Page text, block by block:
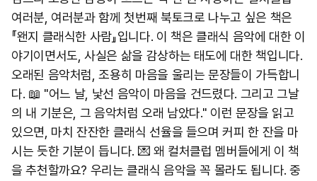
여러분, 여러분과 함께 첫번째 북토크로 나누고 싶은 책은
『왠지 클래식한 사람』입니다. 이 책은 클래식 음악에 대한 이
야기이면서도, 사실은 삶을 감상하는 태도에 대한 책입니다.
오래된 음악처럼, 조용히 마음을 울리는 문장들이 가득합니
다. 📖 "어느 날, 낯선 음악이 마음을 건드렸다. 그리고 그날
의 내 기분은, 그 음악처럼 오래 남았다." 이런 문장을 읽고
있으면, 마치 잔잔한 클래식 선율을 들으며 커피 한 잔을 마
시는 듯한 기분이 듭니다. 💌 왜 컬처클럽 멤버들에게 이 책
을 추천할까요? 우리는 클래식 음악을 꼭 몰라도 됩니다. 중